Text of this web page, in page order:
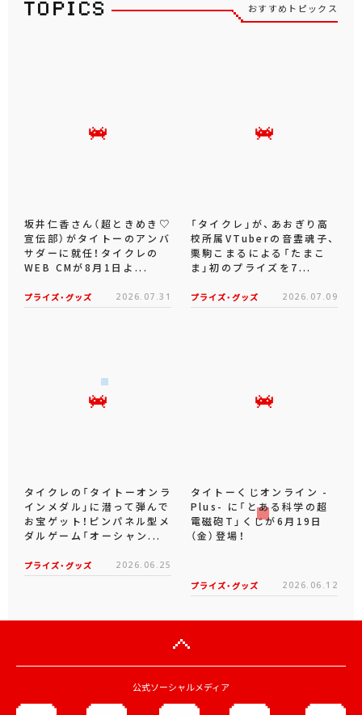
おすすめトピックス
坂井仁香さん（超ときめき♡
宣伝部）がタイトーのアンバ
サダーに就任！タイクレの
WEB CMが8月1日よ...
プライズ・グッズ 2026.07.31
「タイクレ」が、あおぎり高
校所属VTuberの音霊魂子、
栗駒こまるによる「たまこ
ま」初のプライズを7...
プライズ・グッズ 2026.07.09
タイクレの「タイトーオンラ
インメダル」に潜って弾んで
お宝ゲット！ピンパネル型メ
ダルゲーム「オーシャン...
プライズ・グッズ 2026.06.25
タイトーくじオンライン -
Plus- に「とある科学の超
電磁砲T」くじが6月19日
（金）登場！
プライズ・グッズ 2026.06.12
公式ソーシャルメディア